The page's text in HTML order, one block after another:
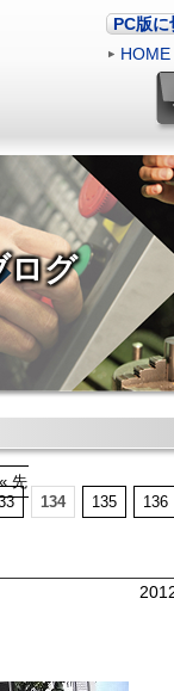
PC版に
HOME
ログ
« 先
134 135
136